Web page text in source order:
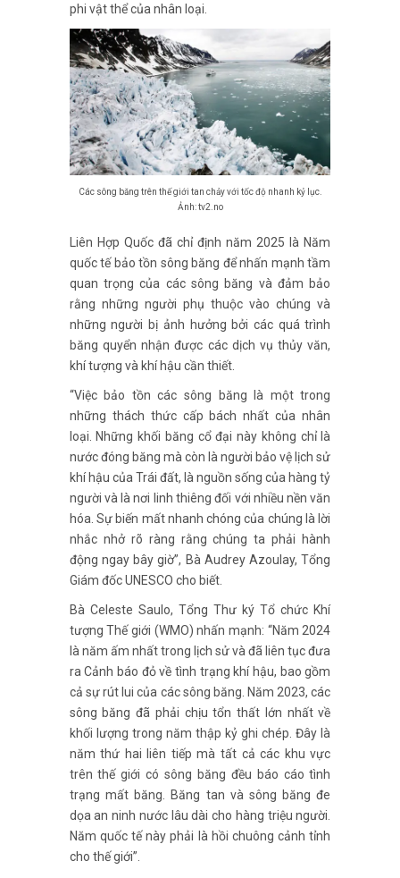
phi vật thể của nhân loại.
Các sông băng trên thế giới tan chảy với tốc độ nhanh kỷ lục.
Ảnh: tv2.no
Liên Hợp Quốc đã chỉ định năm 2025 là Năm
quốc tế bảo tồn sông băng để nhấn mạnh tầm
quan trọng của các sông băng và đảm bảo
rằng những người phụ thuộc vào chúng và
những người bị ảnh hưởng bởi các quá trình
băng quyển nhận được các dịch vụ thủy văn,
khí tượng và khí hậu cần thiết.
“Việc bảo tồn các sông băng là một trong
những thách thức cấp bách nhất của nhân
loại. Những khối băng cổ đại này không chỉ là
nước đóng băng mà còn là người bảo vệ lịch sử
khí hậu của Trái đất, là nguồn sống của hàng tỷ
người và là nơi linh thiêng đối với nhiều nền văn
hóa. Sự biến mất nhanh chóng của chúng là lời
nhắc nhở rõ ràng rằng chúng ta phải hành
động ngay bây giờ”, Bà Audrey Azoulay, Tổng
Giám đốc UNESCO cho biết.
Bà Celeste Saulo, Tổng Thư ký Tổ chức Khí
tượng Thế giới (WMO) nhấn mạnh: “Năm 2024
là năm ấm nhất trong lịch sử và đã liên tục đưa
ra Cảnh báo đỏ về tình trạng khí hậu, bao gồm
cả sự rút lui của các sông băng. Năm 2023, các
sông băng đã phải chịu tổn thất lớn nhất về
khối lượng trong năm thập kỷ ghi chép. Đây là
năm thứ hai liên tiếp mà tất cả các khu vực
trên thế giới có sông băng đều báo cáo tình
trạng mất băng. Băng tan và sông băng đe
dọa an ninh nước lâu dài cho hàng triệu người.
Năm quốc tế này phải là hồi chuông cảnh tỉnh
cho thế giới”.